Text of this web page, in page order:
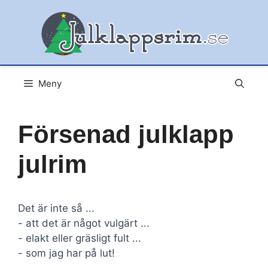
Meny
Försenad julklapp
julrim
Det är inte så ...
- att det är något vulgärt ...
- elakt eller gräsligt fult ...
- som jag har på lut!